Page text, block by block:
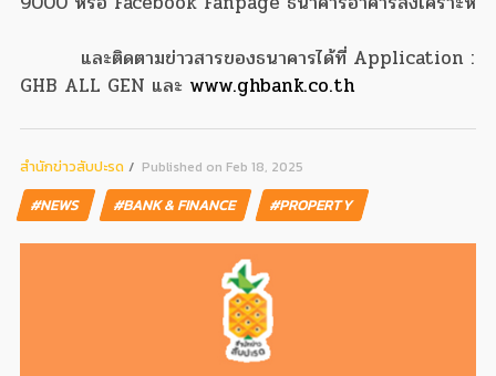
และติดตามข่าวสารของธนาคารได้ที่ Application :
GHB ALL GEN และ www.ghbank.co.th
สํานักข่าวสับปะรด Published on Feb 18, 2025
#NEWS #BANK & FINANCE #PROPERTY